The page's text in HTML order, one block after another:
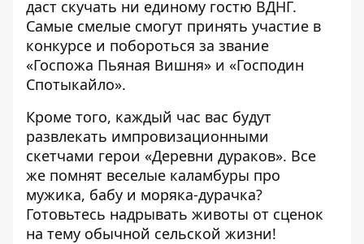
даст скучать ни единому гостю ВДНГ.
Самые смелые смогут принять участие в
конкурсе и побороться за звание
«Госпожа Пьяная Вишня» и «Господин
Спотыкайло».
Кроме того, каждый час вас будут
развлекать импровизационными
скетчами герои «Деревни дураков». Все
же помнят веселые каламбуры про
мужика, бабу и моряка-дурачка?
Готовьтесь надрывать животы от сценок
на тему обычной сельской жизни!